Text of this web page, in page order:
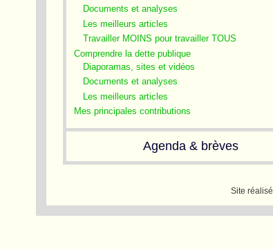
Documents et analyses
Les meilleurs articles
Travailler MOINS pour travailler TOUS
Comprendre la dette publique
Diaporamas, sites et vidéos
Documents et analyses
Les meilleurs articles
Mes principales contributions
Agenda & brèves
Site réalisé